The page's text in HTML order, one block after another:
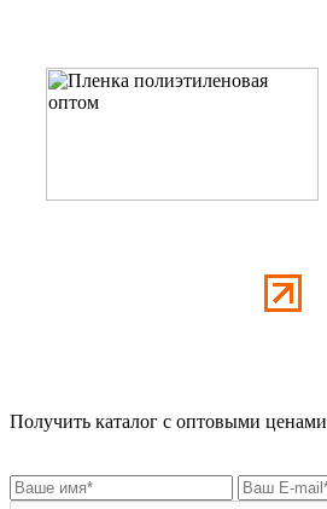
Получить каталог с оптовыми ценами